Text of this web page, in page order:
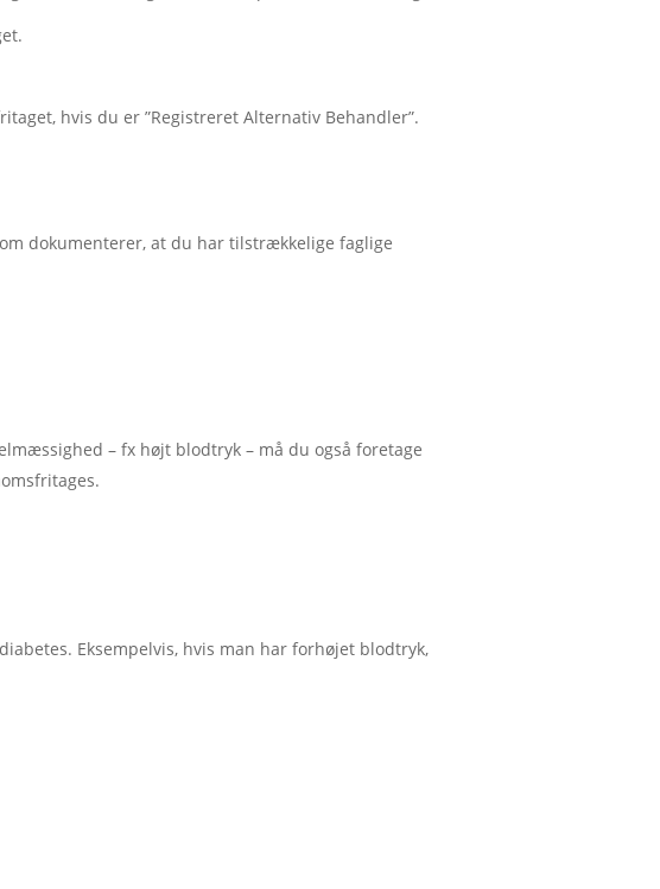
hvis du er ”Registreret Alternativ Behandler”.
dokumenterer, at du har tilstrækkelige faglige
– fx højt blodtryk – må du også foretage
Eksempelvis, hvis man har forhøjet blodtryk,